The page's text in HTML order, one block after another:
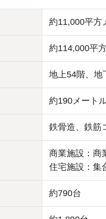
約11,000平方
約114,000平
地上54階、地
約190メート
鉄骨造、鉄筋
商業施設：商
住宅施設：集
約790台